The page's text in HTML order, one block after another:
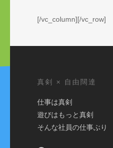
[/vc_column][/vc_row]
真剣 × 自由闊達
仕事は真剣
遊びはもっと真剣
そんな社員の仕事ぶり